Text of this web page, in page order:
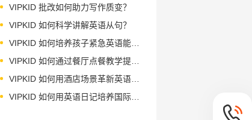
VIPKID 批改如何助力写作质变？
VIPKID 如何科学讲解英语从句？
VIPKID 如何培养孩子紧急英语能力？
VIPKID 如何通过餐厅点餐教学提升少儿英语应用能力？
VIPKID 如何用酒店场景革新英语教学？
VIPKID 如何用英语日记培养国际化人才？